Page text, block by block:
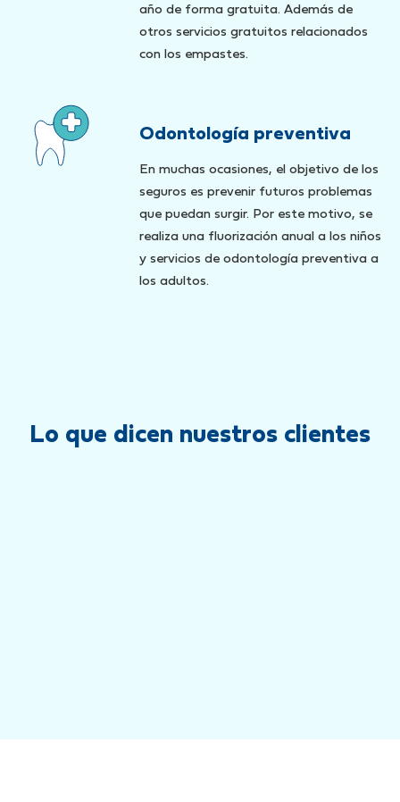
año de forma gratuita. Además de
otros servicios gratuitos relacionados
con los empastes.
Odontología preventiva
En muchas ocasiones, el objetivo de los
seguros es prevenir futuros problemas
que puedan surgir. Por este motivo, se
realiza una fluorización anual a los niños
y servicios de odontología preventiva a
los adultos.
Lo que dicen nuestros clientes